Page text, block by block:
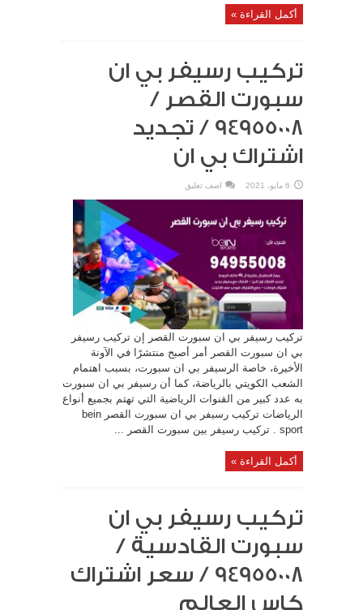
أكمل القراءة »
تركيب رسيفر بي ان
سبورت القصر /
94955008 / تجديد
اشتراك بي ان
6 مايو، 2021 اضف تعليق
تركيب رسيفر بي ان سبورت القصر إن تركيب رسيفر
بي ان سبورت القصر أمر أصبح منتشرًا في الآونة
الأخيرة، خاصة الرسيفر بي ان سبورت، بسبب اهتمام
الشعب الكويتي بالرياضة، كما أن رسيفر بي ان سبورت
به عدد كبير من القنوات الرياضية التي تهتم بجميع أنواع
الرياضات تركيب رسيفر بي ان سبورت القصر bein
sport . تركيب رسيفر بين سبورت القصر ...
أكمل القراءة »
تركيب رسيفر بي ان
سبورت القادسية /
94955008 / سعر اشتراك
كاس العالم